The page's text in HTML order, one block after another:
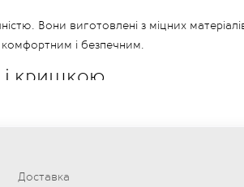
Вони виготовлені з міцних
комфортним і безпечним.
і кришкою
кухні
Доставка